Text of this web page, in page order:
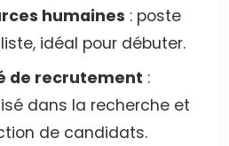
humaines : poste
idéal pour débuter.
de recrutement :
dans la recherche et
de candidats.